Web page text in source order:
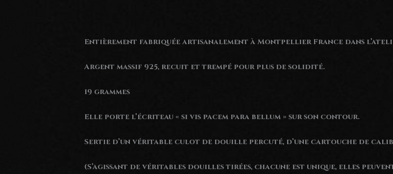
Entièrement fabriquée artisanalement à Montpellier France dans
Argent massif 925, recuit et trempé pour plus de solidité.
19 grammes
Elle porte l’écriteau « si vis pacem para bellum » sur son contour.
Sertie d’un véritable culot de douille percuté, d’une cartouche de
(S’agissant de véritables douilles tirées, chacune est unique, elles